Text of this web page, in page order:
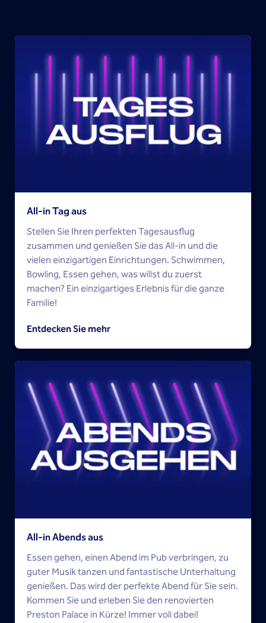
All-in Tag aus
Stellen Sie Ihren perfekten Tagesausflug
zusammen und genießen Sie das All-in und die
vielen einzigartigen Einrichtungen. Schwimmen,
Bowling, Essen gehen, was willst du zuerst
machen? Ein einzigartiges Erlebnis für die ganze
Familie!
Entdecken Sie mehr
All-in Abends aus
Essen gehen, einen Abend im Pub verbringen, zu
guter Musik tanzen und fantastische Unterhaltung
genießen. Das wird der perfekte Abend für Sie sein.
Kommen Sie und erleben Sie den renovierten
Preston Palace in Kürze! Immer voll dabei!